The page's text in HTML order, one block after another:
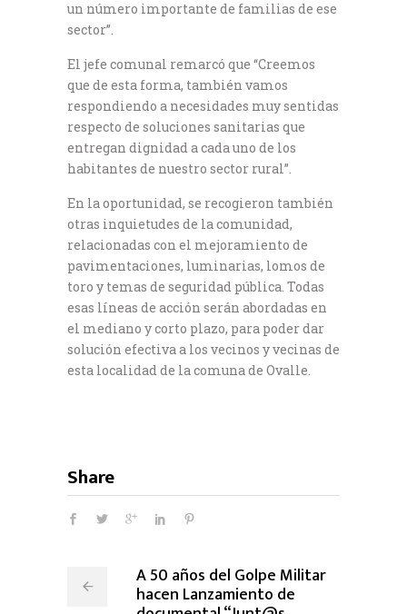
un número importante de familias de ese
sector”.
El jefe comunal remarcó que “Creemos
que de esta forma, también vamos
respondiendo a necesidades muy sentidas
respecto de soluciones sanitarias que
entregan dignidad a cada uno de los
habitantes de nuestro sector rural”.
En la oportunidad, se recogieron también
otras inquietudes de la comunidad,
relacionadas con el mejoramiento de
pavimentaciones, luminarias, lomos de
toro y temas de seguridad pública. Todas
esas líneas de acción serán abordadas en
el mediano y corto plazo, para poder dar
solución efectiva a los vecinos y vecinas de
esta localidad de la comuna de Ovalle.
Share
A 50 años del Golpe Militar
hacen Lanzamiento de